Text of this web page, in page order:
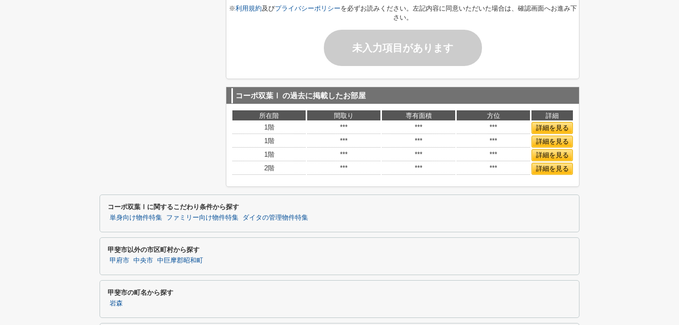
※利用規約及びプライバシーポリシーを必ずお読みください。左記内容に同意いただいた場合は、確認画面へお進み下
さい。
未入力項目があります
コーポ双葉Ⅰ の過去に掲載したお部屋
所在階 間取り 専有面積 方位
詳細
1階
*** *** ***
詳細を見る
1階
*** *** ***
詳細を見る
1階
*** *** ***
詳細を見る
2階
*** *** *** 詳細を見る
コーポ双葉Ⅰに関するこだわり条件から探す
単身向け物件特集 ファミリー向け物件特集 ダイタの管理物件特集
甲斐市以外の市区町村から探す
甲府市 中央市 中巨摩郡昭和町
甲斐市の町名から探す
岩森